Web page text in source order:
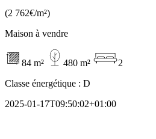
(2 762€/m²)
Maison à vendre
84 m² 480 m²
2
Classe énergétique : D
2025-01-17T09:50:02+01:00